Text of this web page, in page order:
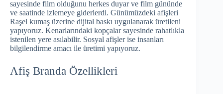
sayesinde film olduğunu herkes duyar ve film gününde
ve saatinde izlemeye giderlerdi. Günümüzdeki afişleri
Raşel kumaş üzerine dijital baskı uygulanarak üretileni
yapıyoruz. Kenarlarındaki kopçalar sayesinde rahatlıkla
istenilen yere asılabilir. Sosyal afişler ise insanları
bilgilendirme amacı ile üretimi yapıyoruz.
Afiş Branda Özellikleri